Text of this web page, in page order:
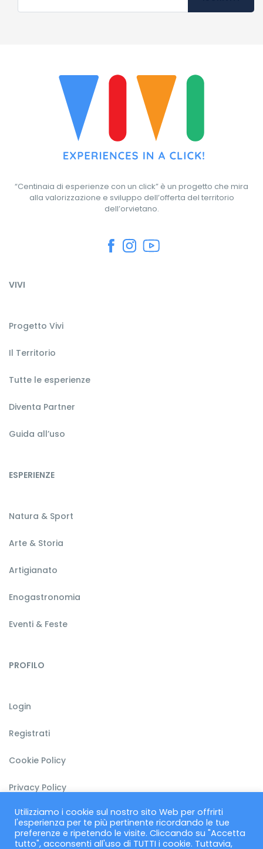
“Centinaia di esperienze con un click” è un progetto che mira
alla valorizzazione e sviluppo dell’offerta del territorio
dell’orvietano.
VIVI
Progetto Vivi
Il Territorio
Tutte le esperienze
Diventa Partner
Guida all’uso
ESPERIENZE
Natura & Sport
Arte & Storia
Artigianato
Enogastronomia
Eventi & Feste
PROFILO
Login
Registrati
Cookie Policy
Privacy Policy
Termini & Condizioni
Utilizziamo i cookie sul nostro sito Web per offrirti
l'esperienza per te più pertinente ricordando le tue
preferenze e ripetendo le visite. Cliccando su "Accetta
tutto", acconsenti all'uso di TUTTI i cookie. Tuttavia,